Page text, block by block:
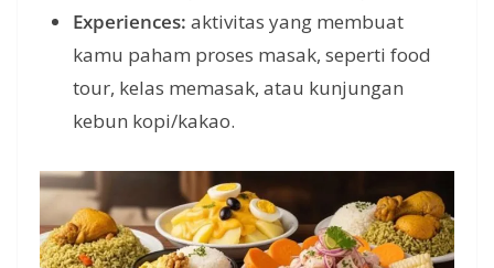
Experiences: aktivitas yang membuat
kamu paham proses masak, seperti food
tour, kelas memasak, atau kunjungan
kebun kopi/kakao.